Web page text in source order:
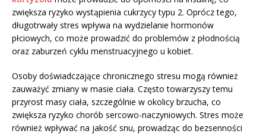
zwiększa ryzyko wystąpienia cukrzycy typu 2. Oprócz tego,
długotrwały stres wpływa na wydzielanie hormonów
płciowych, co może prowadzić do problemów z płodnością
oraz zaburzeń cyklu menstruacyjnego u kobiet.
Osoby doświadczające chronicznego stresu mogą również
zauważyć zmiany w masie ciała. Często towarzyszy temu
przyrost masy ciała, szczególnie w okolicy brzucha, co
zwiększa ryzyko chorób sercowo-naczyniowych. Stres może
również wpływać na jakość snu, prowadząc do bezsenności